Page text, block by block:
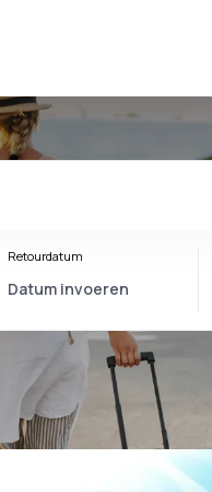
Retourdatum